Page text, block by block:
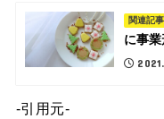
関連記事
に事
-引用元-